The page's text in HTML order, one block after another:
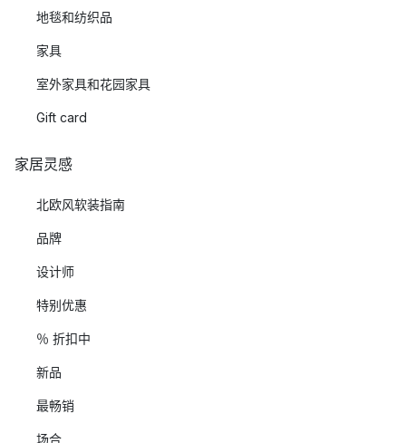
地毯和纺织品
家具
室外家具和花园家具
Gift card
家居灵感
北欧风软装指南
品牌
设计师
特别优惠
％ 折扣中
新品
最畅销
场合